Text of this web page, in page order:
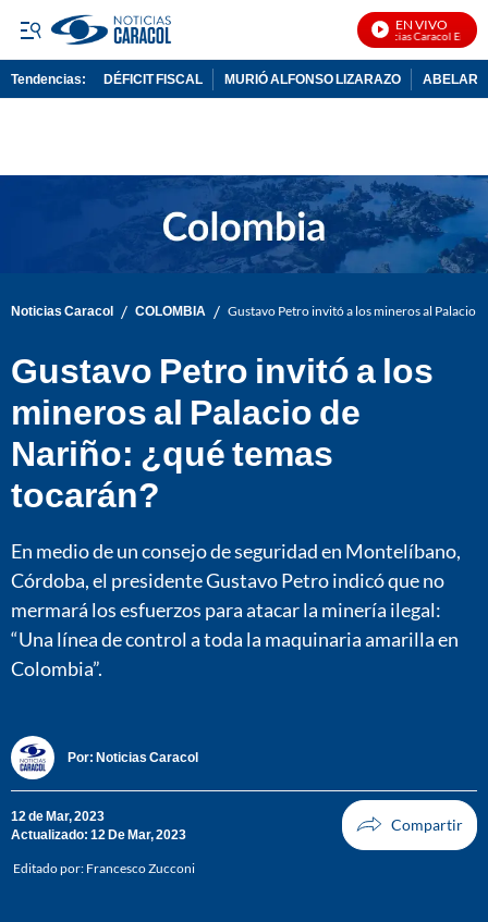
EN VIVO
Noticias Caracol En Vivo
Tendencias: DÉFICIT FISCAL MURIÓ ALFONSO LIZARAZO
Noticias Caracol / COLOMBIA / Gustavo Petro invitó a los mineros al Palacio
Gustavo Petro invitó a los
mineros al Palacio de
Nariño: ¿qué temas
tocarán?
En medio de un consejo de seguridad en Montelíbano,
Córdoba, el presidente Gustavo Petro indicó que no
mermará los esfuerzos para atacar la minería ilegal:
“Una línea de control a toda la maquinaria amarilla en
Colombia”.
Por: Noticias Caracol
12 de Mar, 2023
Actualizado: 12 De Mar, 2023
Editado por: Francesco Zucconi